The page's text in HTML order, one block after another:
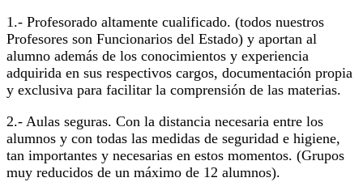
1.- Profesorado altamente cualificado. (todos nuestros
Profesores son Funcionarios del Estado) y aportan al
alumno además de los conocimientos y experiencia
adquirida en sus respectivos cargos, documentación propia
y exclusiva para facilitar la comprensión de las materias.
2.- Aulas seguras. Con la distancia necesaria entre los
alumnos y con todas las medidas de seguridad e higiene,
tan importantes y necesarias en estos momentos. (Grupos
muy reducidos de un máximo de 12 alumnos).